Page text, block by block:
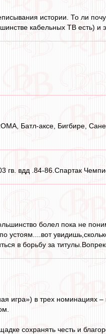
истории. То ли
кабельных ТВ есть) и
Батл-аксе, Бигбире, Сане
гв. вдд .84-86.Спартак
болел пока не
устоям....вот
в борьбу за
в трех номинациях –
сохранять честь и